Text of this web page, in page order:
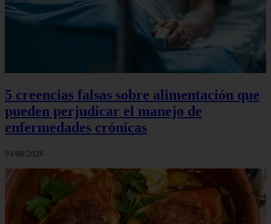
5 creencias falsas sobre alimentación que
pueden perjudicar el manejo de
enfermedades crónicas
03/08/2026